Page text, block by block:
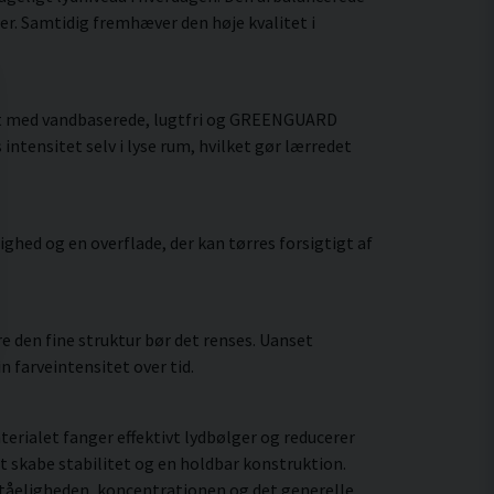
Samtidig fremhæver den høje kvalitet i
vandbaserede, lugtfri og GREENGUARD
intensitet selv i lyse rum, hvilket gør lærredet
og en overflade, der kan tørres forsigtigt af
den fine struktur bør det renses. Uanset
farveintensitet over tid.
fanger effektivt lydbølger og reducerer
skabe stabilitet og en holdbar konstruktion.
koncentrationen og det generelle